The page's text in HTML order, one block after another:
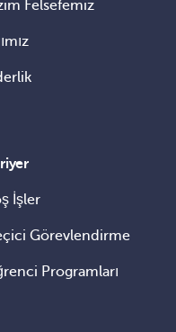
Felsefemiz
İşler
Görevlendirme
Programları